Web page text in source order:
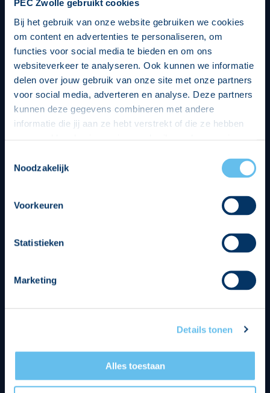
PEC Zwolle gebruikt cookies
Bij het gebruik van onze website gebruiken we cookies
om content en advertenties te personaliseren, om
functies voor social media te bieden en om ons
websiteverkeer te analyseren. Ook kunnen we informatie
delen over jouw gebruik van onze site met onze partners
voor social media, adverteren en analyse. Deze partners
kunnen deze gegevens combineren met andere
informatie die jij aan ze hebt verstrekt of die ze hebben
op een veilige en integere wijze. Je kunt je toestemming
beheren op de privacy- en cookieverklaring pagina.
Noodzakelijk
Voorkeuren
Statistieken
Marketing
Details tonen
Alles toestaan